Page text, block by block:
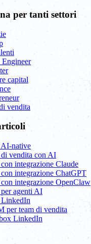
per tanti settori
capital
vendita
native
vendita con AI
integrazione Claude
integrazione ChatGPT
integrazione OpenClaw
agenti AI
per team di vendita
LinkedIn